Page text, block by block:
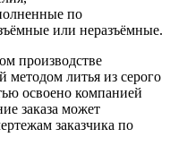
по
или неразъёмные.
производстве
методом литья из серого
освоено компанией
заказа может
заказчика по